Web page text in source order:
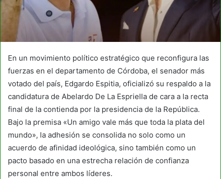
En un movimiento político estratégico que reconfigura las
fuerzas en el departamento de Córdoba, el senador más
votado del país, Edgardo Espitia, oficializó su respaldo a la
candidatura de Abelardo De La Espriella de cara a la recta
final de la contienda por la presidencia de la República.
Bajo la premisa «Un amigo vale más que toda la plata del
mundo», la adhesión se consolida no solo como un
acuerdo de afinidad ideológica, sino también como un
pacto basado en una estrecha relación de confianza
personal entre ambos líderes.